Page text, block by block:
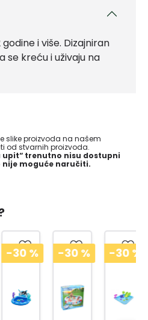
i više. Dizajniran
se kreću i uživaju na
slike proizvoda na našem
od stvarnih proizvoda.
upit“ trenutno nisu dostupni
moguće naručiti.
-30% -30% -30%